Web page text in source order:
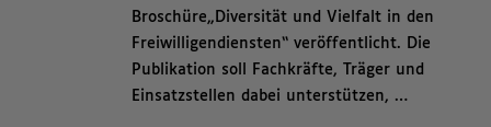
Broschüre„Diversität und Vielfalt in den
Freiwilligendiensten“ veröffentlicht. Die
Publikation soll Fachkräfte, Träger und
Einsatzstellen dabei unterstützen, …